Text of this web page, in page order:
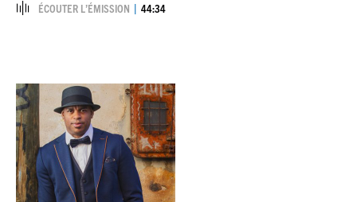
ÉCOUTER L’ÉMISSION 44:34